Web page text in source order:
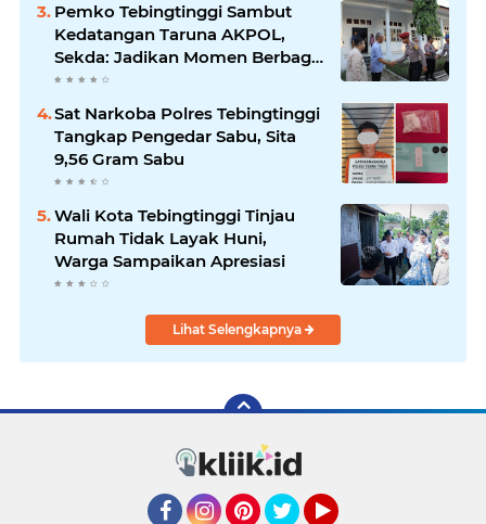
Pemko Tebingtinggi Sambut
Kedatangan Taruna AKPOL,
Sekda: Jadikan Momen Berbagi
Ilmu
Sat Narkoba Polres Tebingtinggi
Tangkap Pengedar Sabu, Sita
9,56 Gram Sabu
Wali Kota Tebingtinggi Tinjau
Rumah Tidak Layak Huni,
Warga Sampaikan Apresiasi
Lihat Selengkapnya